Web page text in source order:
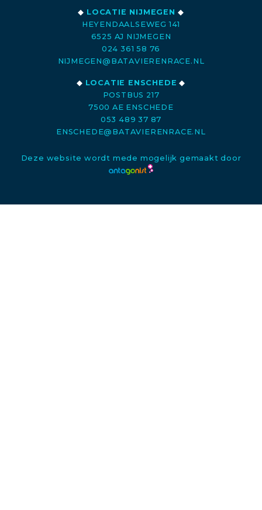
◆ LOCATIE NIJMEGEN ◆
HEYENDAALSEWEG 141
6525 AJ NIJMEGEN
024 361 58 76
NIJMEGEN@BATAVIERENRACE.NL
◆ LOCATIE ENSCHEDE ◆
POSTBUS 217
7500 AE ENSCHEDE
053 489 37 87
ENSCHEDE@BATAVIERENRACE.NL
Deze website wordt mede mogelijk gemaakt door